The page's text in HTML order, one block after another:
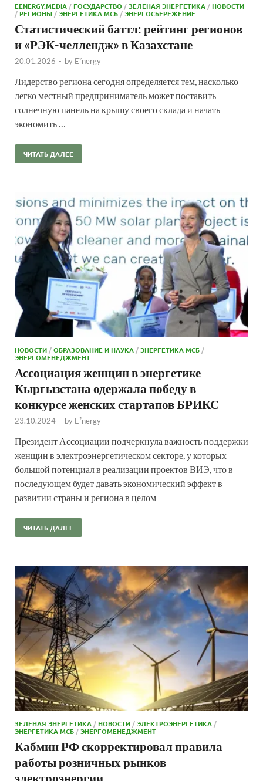
EENERGY.MEDIA /ГОСУДАРСТВО /ЗЕЛЕНАЯ ЭНЕРГЕТИКА /НОВОСТИ
/РЕГИОНЫ /ЭНЕРГЕТИКА МСБ /ЭНЕРГОСБЕРЕЖЕНИЕ
Статистический баттл: рейтинг регионов
и «РЭК-челлендж» в Казахстане
20.01.2026 - by E²nergy
Лидерство региона сегодня определяется тем, насколько
легко местный предприниматель может поставить
солнечную панель на крышу своего склада и начать
экономить …
ЧИТАТЬ ДАЛЕЕ
НОВОСТИ /ОБРАЗОВАНИЕ И НАУКА /ЭНЕРГЕТИКА МСБ /
ЭНЕРГОМЕНЕДЖМЕНТ
Ассоциация женщин в энергетике
Кыргызстана одержала победу в
конкурсе женских стартапов БРИКС
23.10.2024 - by E²nergy
Президент Ассоциации подчеркнула важность поддержки
женщин в электроэнергетическом секторе, у которых
большой потенциал в реализации проектов ВИЭ, что в
последующем будет давать экономический эффект в
развитии страны и региона в целом
ЧИТАТЬ ДАЛЕЕ
ЗЕЛЕНАЯ ЭНЕРГЕТИКА /НОВОСТИ /ЭЛЕКТРОЭНЕРГЕТИКА /
ЭНЕРГЕТИКА МСБ /ЭНЕРГОМЕНЕДЖМЕНТ
Кабмин РФ скорректировал правила
работы розничных рынков
электроэнергии